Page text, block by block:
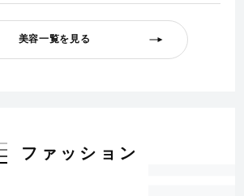
美容一覧を見る
ファッション